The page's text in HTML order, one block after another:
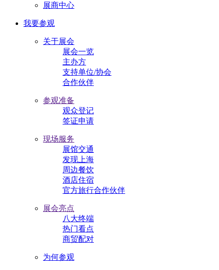
展商中心
我要参观
关于展会
展会一览
主办方
支持单位/协会
合作伙伴
参观准备
观众登记
签证申请
现场服务
展馆交通
发现上海
周边餐饮
酒店住宿
官方旅行合作伙伴
展会亮点
八大终端
热门看点
商贸配对
为何参观